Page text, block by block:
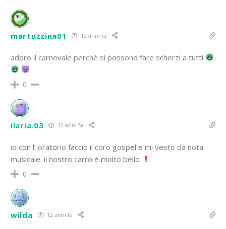
martuzzina01 12 anni fa
adoro il carnevale perchè si possono fare scherzi a tutti
0
ilaria.03 12 anni fa
io con l’ oratorio faccio il coro gospel e mi vesto da nota
musicale. il nostro carro è molto bello
0
wilda 12 anni fa